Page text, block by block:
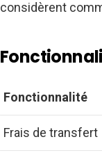
considèrent
Fonctionnalité
Frais de transfert